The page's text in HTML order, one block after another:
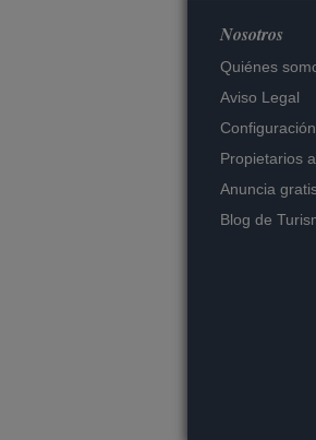
Nosotros
Quiénes
Aviso Legal
Propietarios
Anuncia
Blog de